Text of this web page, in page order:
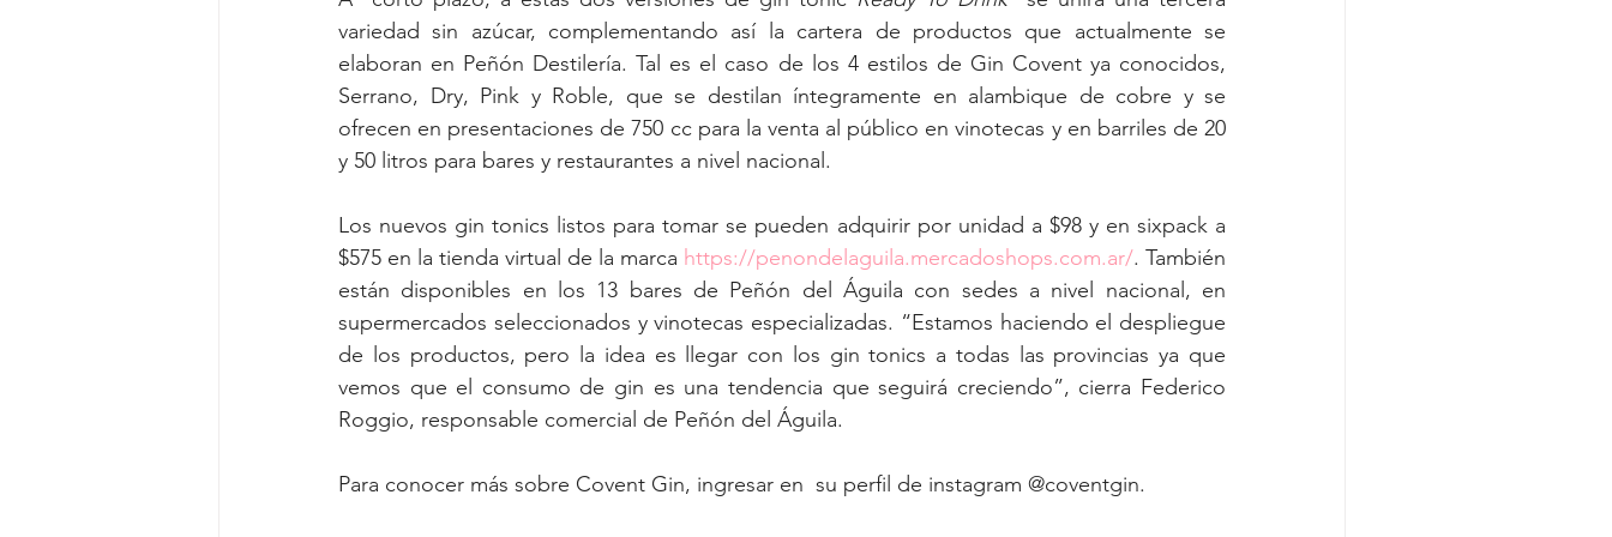
variedad sin azúcar, complementando así la cartera de productos que actualmente se
elaboran en Peñón Destilería. Tal es el caso de los 4 estilos de Gin Covent ya conocidos,
Serrano, Dry, Pink y Roble, que se destilan íntegramente en alambique de cobre y se
ofrecen en presentaciones de 750 cc para la venta al público en vinotecas y en barriles de 20
y 50 litros para bares y restaurantes a nivel nacional.
Los nuevos gin tonics listos para tomar se pueden adquirir por unidad a $98 y en sixpack a
$575 en la tienda virtual de la marca https://penondelaguila.mercadoshops.com.ar/. También
están disponibles en los 13 bares de Peñón del Águila con sedes a nivel nacional, en
supermercados seleccionados y vinotecas especializadas. “Estamos haciendo el despliegue
de los productos, pero la idea es llegar con los gin tonics a todas las provincias ya que
vemos que el consumo de gin es una tendencia que seguirá creciendo”, cierra Federico
Roggio, responsable comercial de Peñón del Águila.
Para conocer más sobre Covent Gin, ingresar en  su perfil de instagram @coventgin.